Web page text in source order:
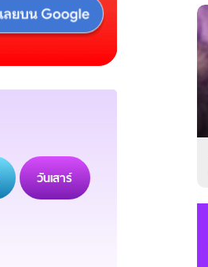
วันเสาร์